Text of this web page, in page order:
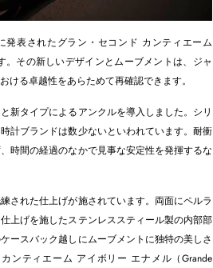
発表されたグラン・セコンド カンティエーム
。その新しいデザインとムーブメントは、ジャ
る卓越性をあらためて再確認できます。
新タイプによるアンクルを導入しました。シリ
計ブランドは数少ないといわれています。耐衝
時間の経過のなかで見事な安定性を発揮するな
された仕上げが施されています。両面にペルラ
上げを施したステンレススティール製の内部部
ースバック越しにムーブメントに独特の美しさ
ンティエーム アイボリー エナメル（Grande